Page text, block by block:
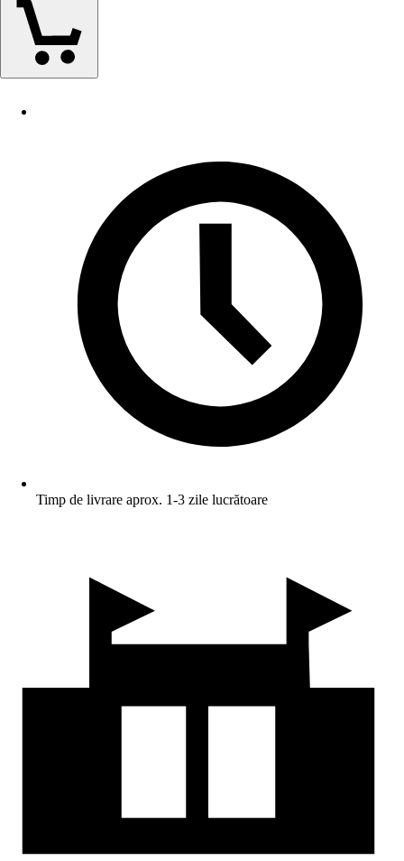
Timp de livrare aprox. 1-3 zile lucrătoare